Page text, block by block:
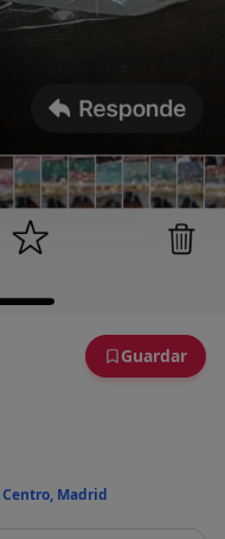
Guardar
Centro, Madrid